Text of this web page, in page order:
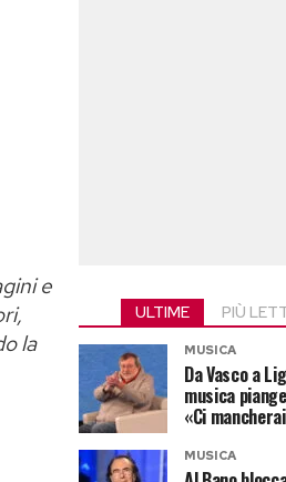
e
la
ULTIME PIÙ
MUSICA
Da Vasco a
musica
«Ci
MUSICA